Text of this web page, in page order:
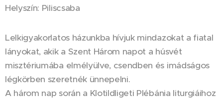
Helyszín: Piliscsaba
Lelkigyakorlatos házunkba hívjuk mindazokat a fiatal
lányokat, akik a Szent Három napot a húsvét
misztériumába elmélyülve, csendben és imádságos
légkörben szeretnék ünnepelni.
A három nap során a Klotildligeti Plébánia liturgiáihoz